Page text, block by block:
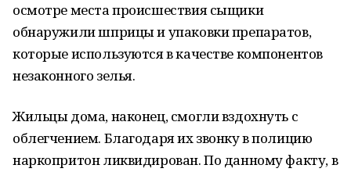
осмотре места происшествия сыщики
обнаружили шприцы и упаковки препаратов,
которые используются в качестве компонентов
незаконного зелья.
Жильцы дома, наконец, смогли вздохнуть с
облегчением. Благодаря их звонку в полицию
наркопритон ликвидирован. По данному факту, в